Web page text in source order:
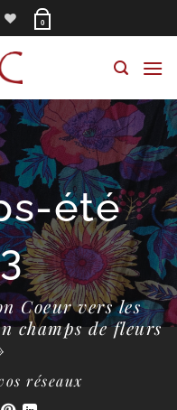
0
été
Coeur vers les
champs de fleurs
réseaux